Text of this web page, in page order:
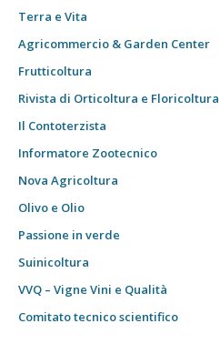
Terra e Vita
Agricommercio & Garden Center
Frutticoltura
Rivista di Orticoltura e Floricoltura
Il Contoterzista
Informatore Zootecnico
Nova Agricoltura
Olivo e Olio
Passione in verde
Suinicoltura
VVQ – Vigne Vini e Qualità
Comitato tecnico scientifico